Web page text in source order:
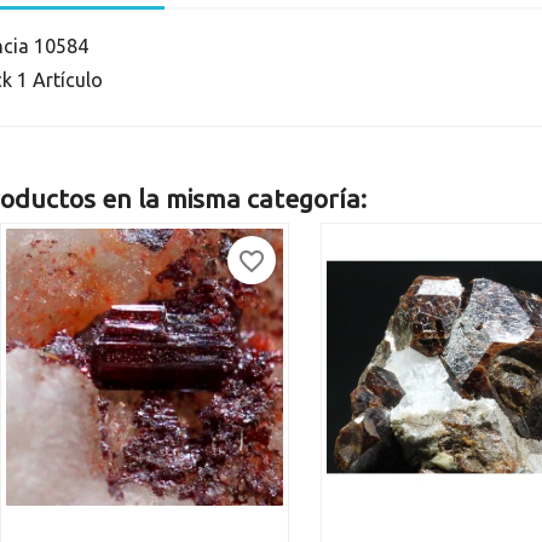
10584
1 Artículo
en la misma categoría:
favorite_border